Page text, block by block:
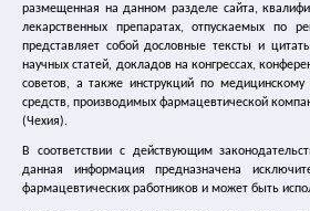
Нейрогенный мочевой пузырь
Лечение частого
Лечение энуреза
Лечение цистита
размещенная на данном разделе сайта,
лекарственных препаратах, отпускаемых по
представляет собой дословные тексты и
научных статей, докладов на конгрессах,
советов, а также инструкций по
средств, производимых фармацевтической
(Чехия).
В соответствии с действующим
данная информация предназначена
фармацевтических работников и может быть